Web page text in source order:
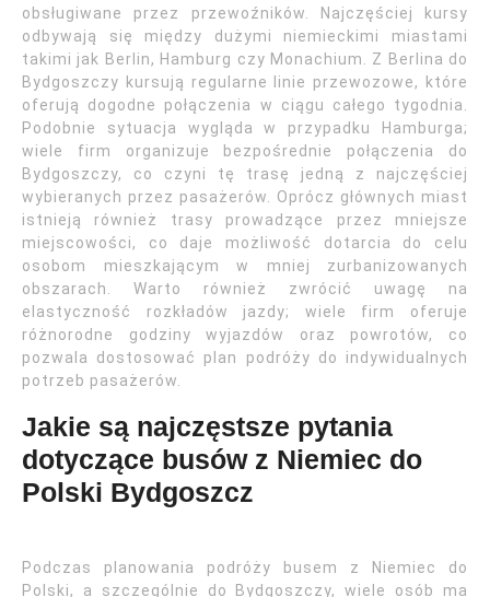
obsługiwane przez przewoźników. Najczęściej kursy
odbywają się między dużymi niemieckimi miastami
takimi jak Berlin, Hamburg czy Monachium. Z Berlina do
Bydgoszczy kursują regularne linie przewozowe, które
oferują dogodne połączenia w ciągu całego tygodnia.
Podobnie sytuacja wygląda w przypadku Hamburga;
wiele firm organizuje bezpośrednie połączenia do
Bydgoszczy, co czyni tę trasę jedną z najczęściej
wybieranych przez pasażerów. Oprócz głównych miast
istnieją również trasy prowadzące przez mniejsze
miejscowości, co daje możliwość dotarcia do celu
osobom mieszkającym w mniej zurbanizowanych
obszarach. Warto również zwrócić uwagę na
elastyczność rozkładów jazdy; wiele firm oferuje
różnorodne godziny wyjazdów oraz powrotów, co
pozwala dostosować plan podróży do indywidualnych
potrzeb pasażerów.
Jakie są najczęstsze pytania
dotyczące busów z Niemiec do
Polski Bydgoszcz
Podczas planowania podróży busem z Niemiec do
Polski, a szczególnie do Bydgoszczy, wiele osób ma